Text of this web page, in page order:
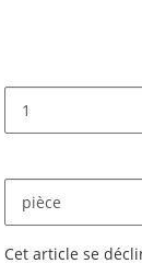
pièce
x
Cet article se